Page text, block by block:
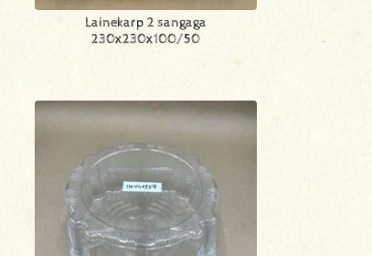
Lainekarp 2 sangaga
230x230x100/50